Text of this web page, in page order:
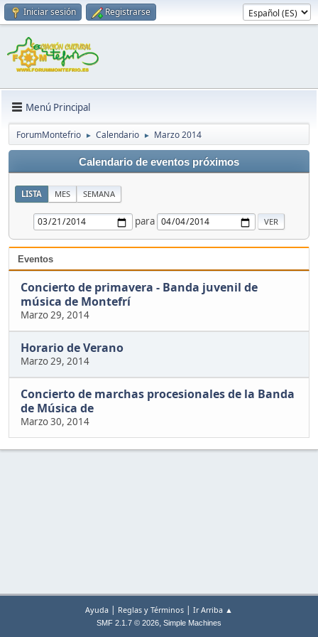
Iniciar sesión Registrarse
Menú Principal
ForumMontefrio ► Calendario ► Marzo 2014
Calendario de eventos próximos
LISTA MES SEMANA
para
Eventos
Concierto de primavera - Banda juvenil de
música de Montefrí
Marzo 29, 2014
Horario de Verano
Marzo 29, 2014
Concierto de marchas procesionales de la Banda
de Música de
Marzo 30, 2014
Ayuda | Reglas y Términos | Ir Arriba ▲
SMF 2.1.7 © 2026, Simple Machines